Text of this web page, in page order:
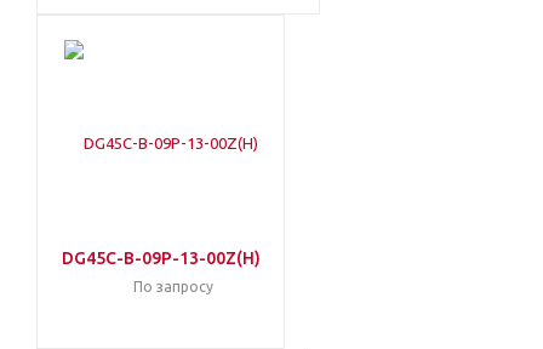
DG45C-B-09P-13-00Z(H)
По запросу